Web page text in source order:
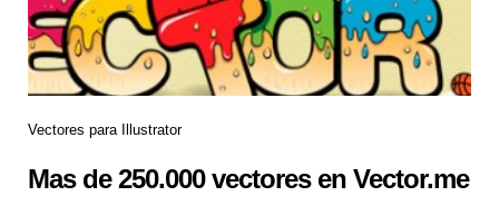
Vectores para Illustrator
Mas de 250.000 vectores en Vector.me